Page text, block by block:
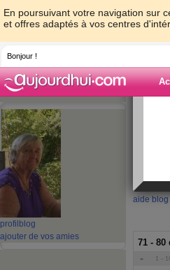
En poursuivant votre navigation sur
et offres adaptés à vos centres
Bonjour !
profil blog
ajouter de vos amies
aide blog
71 - 80
« 1 -